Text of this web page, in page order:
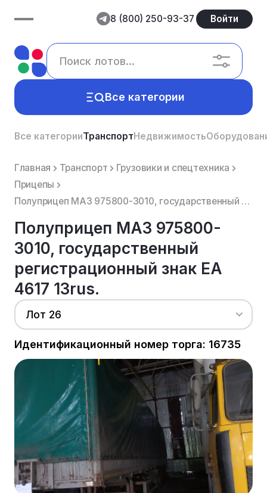
8 (800) 250-93-37 Войти
Все категории
Все категорииТранспортНедвижимость
Главная Транспорт
Грузовики и спецтехника
Прицепы
Полуприцеп МАЗ 975800-3010, государственный регистрационный знак ЕА 4617 13rus.
Полуприцеп МАЗ 975800-
3010, государственный
регистрационный знак ЕА
4617 13rus.
Лот 26
Идентификационный номер торга: 16735